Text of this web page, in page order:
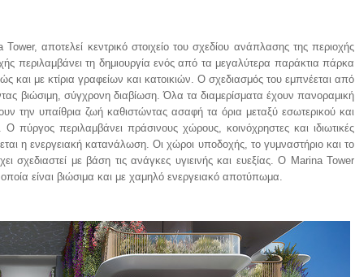
αποτελεί κεντρικό στοιχείο του σχεδίου ανάπλασης της περιοχής
περιλαμβάνει τη δημιουργία ενός από τα μεγαλύτερα παράκτια πάρκα
με κτίρια γραφείων και κατοικιών. Ο σχεδιασμός του εμπνέεται από
βιώσιμη, σύγχρονη διαβίωση. Όλα τα διαμερίσματα έχουν πανοραμική
την υπαίθρια ζωή καθιστώντας ασαφή τα όρια μεταξύ εσωτερικού και
πύργος περιλαμβάνει πράσινους χώρους, κοινόχρηστες και ιδιωτικές
η ενεργειακή κατανάλωση. Οι χώροι υποδοχής, το γυμναστήριο και το
σχεδιαστεί με βάση τις ανάγκες υγιεινής και ευεξίας. Ο Marina Tower
είναι βιώσιμα και με χαμηλό ενεργειακό αποτύπωμα.